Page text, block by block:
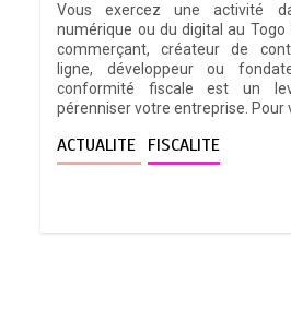
Vous exercez une activité
numérique ou du digital au Togo
commerçant, créateur de
ligne, développeur ou
conformité fiscale est un
pérenniser votre entreprise. Pour
ACTUALITE FISCALITE
TOGO : Sauver
indicateur de
4